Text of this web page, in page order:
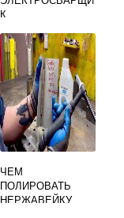
К
ЧЕМ
ПОЛИРОВАТЬ
НЕРЖАВЕЙКУ